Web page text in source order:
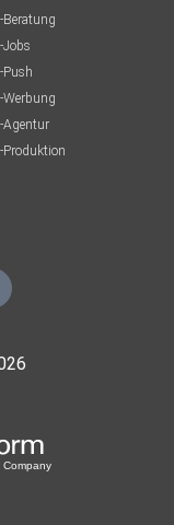
Beratung
Jobs
Push
Werbung
Agentur
Produktion